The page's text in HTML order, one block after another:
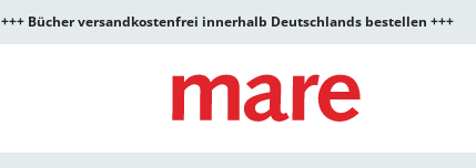
+++ Bücher versandkostenfrei innerhalb Deutschlands bestellen +++